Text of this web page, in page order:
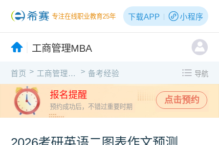
专注在线职业教育25年 下载APP 小程序
工商管理MBA
首页 > 工商管理MBA > 备考经验 导航
报名提醒
预约成功后，不错过重要时期
点击预约